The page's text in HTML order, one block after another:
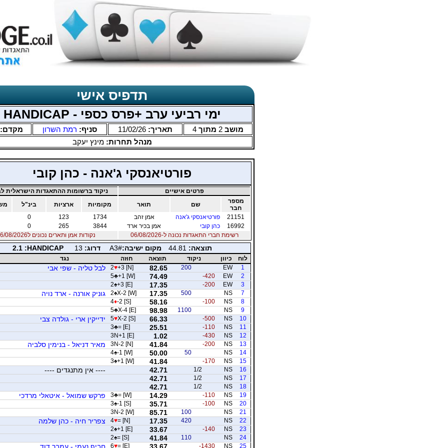
תדפיס אישי
ימי רביעי ערב +פרס כספי - HANDICAP
מושב 2 מתוך 4 תאריך: 11/02/26 סניף: רמת השרון מקדם:
מנהל תחרות:מינץ יעקב
פורטיאנסקי ג'אנה - כהן קובי
פרטים אישיים
ניקוד ברשומות ההתאגדות הישראלית
מספר
חבר
שם תואר מקומיות ארציות בינ"ל
21151
פורטיאנסקי ג'אנה אמן זהב 1734
123
0
16992
כהן קובי אמן בכיר ארד 3844
265
0
רשימת חברי התאגדות נכונה ל-06/08/2026
נקודות אמן ותארים נכונים ל06/08/2026
תוצאה: 44.81 מקום ישיבה:A3# דרוג: 13
PACIDNAH:
2.1
לוח כיוון ניקוד תוצאה חוזה
נגד
1
EW
200
82.65
2♥+3 [N] לבל טליה - שפי אבי
2
EW
-420
74.49
5♣+1 [W]
3
EW
-200
17.35
2♠+3 [E]
7
NS
500
17.35
2♠X-2 [W] גוניק אורנה - ארד נויה
8
NS
-100
58.16
4♦-2 [S]
9
NS
1100
98.98
5♣X-4 [E]
10
NS
-500
66.33
5♥X-2 [S] ידייקין ארי - גולדה צבי
11
NS
-110
25.51
3♣= [E]
12
NS
-430
1.02
3N+1 [E]
13
NS
-200
41.84
3N-2 [N] מאיר דניאל - בנימין סלביה
14
NS
50
50.00
4♠-1 [W]
15
NS
-170
41.84
3♠+1 [W]
16
NS
1/2
42.71 ---- אין מתנגדים ----
17
NS
1/2
42.71
18
NS
1/2
42.71
19
NS
-110
14.29
3♣= [W] פרקש שמואל - איטאלי מרדכי
20
NS
-100
35.71
3♠-1 [S]
21
NS
100
85.71
3N-2 [W]
22
NS
420
17.35
4♥= [N] צפריר חיה - כהן שלמה
23
NS
-140
33.67
2♠+1 [E]
24
NS
110
41.84
2♠= [S]
25
NS
-1430
33.67
6♥= [E] חביף נעמי - עמבר דוד